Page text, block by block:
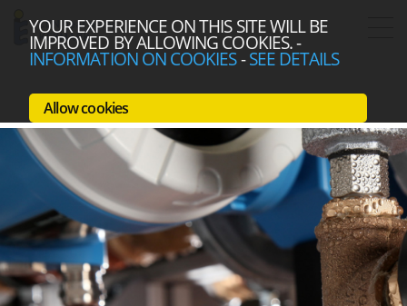
YOUR EXPERIENCE ON THIS SITE WILL BE
IMPROVED BY ALLOWING COOKIES.-
INFORMATION ON COOKIES-SEE DETAILS
Allow cookies